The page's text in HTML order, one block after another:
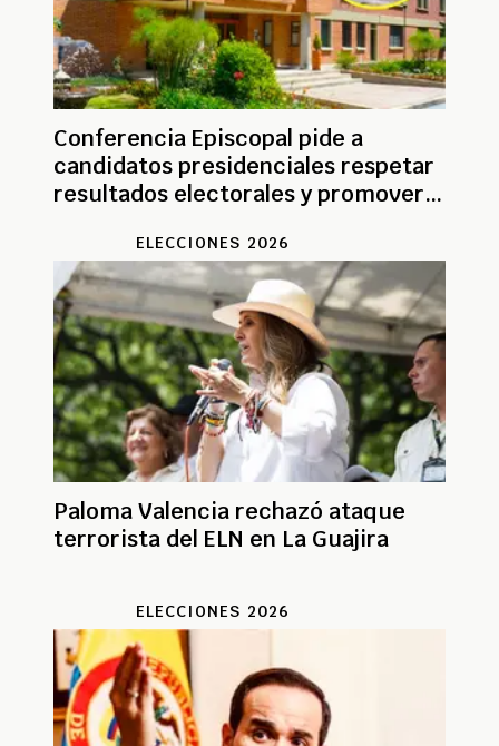
Conferencia Episcopal pide a
candidatos presidenciales respetar
resultados electorales y promover
ELECCIONES 2026
Paloma Valencia rechazó ataque
terrorista del ELN en La Guajira
ELECCIONES 2026